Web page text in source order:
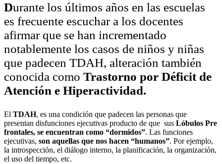
Durante los últimos años en las escuelas
es frecuente escuchar a los docentes
afirmar que se han incrementado
notablemente los casos de niños y niñas
que padecen TDAH, alteración también
conocida como Trastorno por Déficit de
Atención e Hiperactividad.
El TDAH, es una condición que padecen las personas que
presentan disfunciones ejecutivas producto de que sus Lóbulos Pre
frontales, se encuentran como “dormidos”. Las funciones
ejecutivas, son aquellas que nos hacen “humanos”. Por ejemplo,
la introspección, el diálogo interno, la planificación, la organización,
el uso del tiempo, etc.